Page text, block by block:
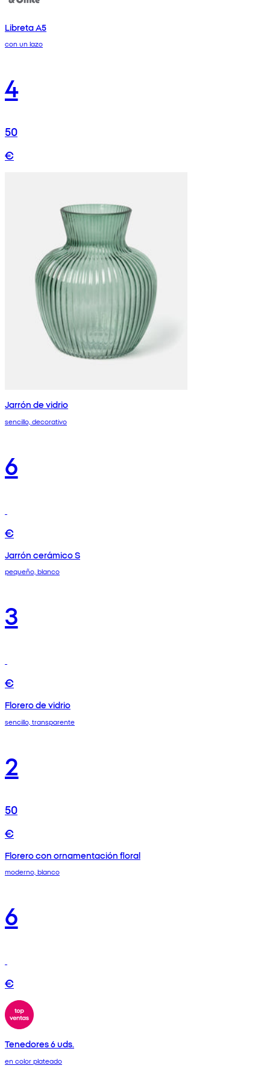
Libreta A5
con un lazo
4
50
€
Jarrón de vidrio
sencillo, decorativo
6
€
Jarrón cerámico S
pequeño, blanco
3
€
Florero de vidrio
sencillo, transparente
2
50
€
Florero con ornamentación floral
moderno, blanco
6
€
Tenedores 6 uds.
en color plateado